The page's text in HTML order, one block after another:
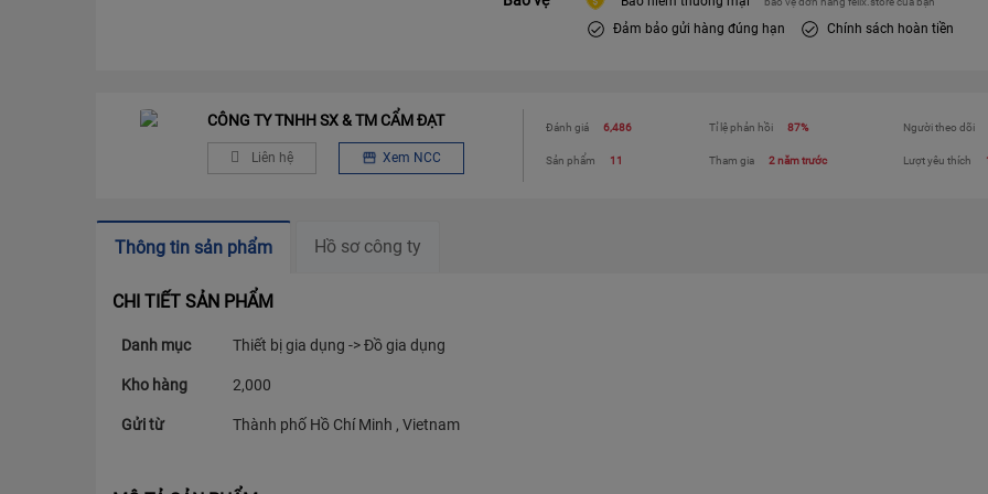
Đảm bảo gửi hàng đúng hạn Chính sách hoàn tiền
CÔNG TY TNHH SX & TM CẨM ĐẠT
Liên hệ Xem NCC
Đánh giá 6,486
Sản phẩm 11
Tỉ lệ phản hồi 87%
Tham gia 2 năm trước
Người theo dõi
Lượt yêu thích
Thông tin sản phẩm Hồ sơ công ty
CHI TIẾT SẢN PHẨM
Danh mục Thiết bị gia dụng -> Đồ gia dụng
Kho hàng 2,000
Gửi từ Thành phố Hồ Chí Minh , Vietnam